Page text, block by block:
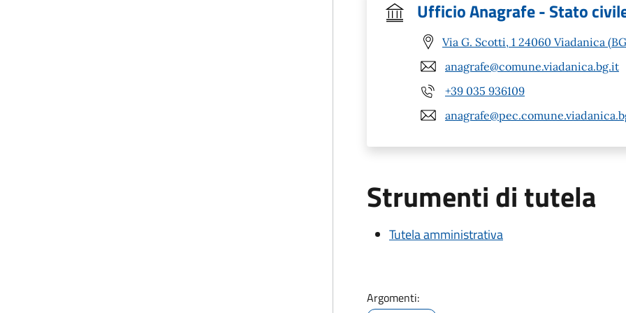
Ufficio Anagrafe - Stato
Via G. Scotti, 1 24060 Viadanica
anagrafe@comune.viadanica.bg.it
+39 035 936109
Strumenti di tutela
Tutela amministrativa
Argomenti: